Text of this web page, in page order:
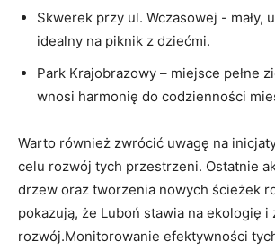
Skwerek przy ​ul. Wczasowej -⁣ mały,
idealny na piknik z​ dziećmi.
Park Krajobrazowy – ⁢miejsce pełne
wnosi harmonię do codzienności​
Warto również zwrócić ⁣uwagę na
celu rozwój tych ​przestrzeni. Ostatnie​
drzew oraz tworzenia⁣ nowych ścieżek
pokazują, że Luboń stawia na ekologię
rozwój.Monitorowanie efektywności